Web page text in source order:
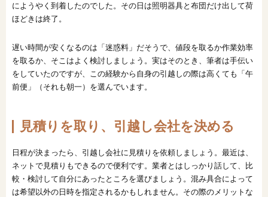
にようやく到着したのでした。その日は照明器具と布団だけ出して荷
ほどきは終了。
遅い時間が安くなるのは「迷惑料」だそうで、値段を取るか作業効率
を取るか、そこはよく検討しましょう。実はそのとき、筆者は手伝い
をしていたのですが、この経験から自身の引越しの際は高くても「午
前便」（それも朝一）を選んでいます。
見積りを取り、引越し会社を決める
日程が決まったら、引越し会社に見積りを依頼しましょう。最近は、
ネットで見積りもできるので便利です。業者とはしっかり話して、比
較・検討して自分にあったところを選びましょう。混み具合によって
は希望以外の日時を指定されるかもしれません。その際のメリットな